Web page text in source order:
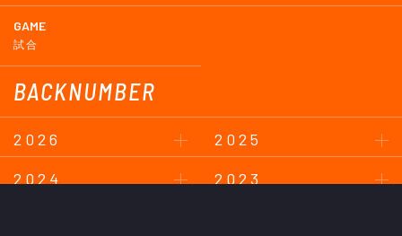
GAME
試合
BACKNUMBER
2026
2025
2024
2023